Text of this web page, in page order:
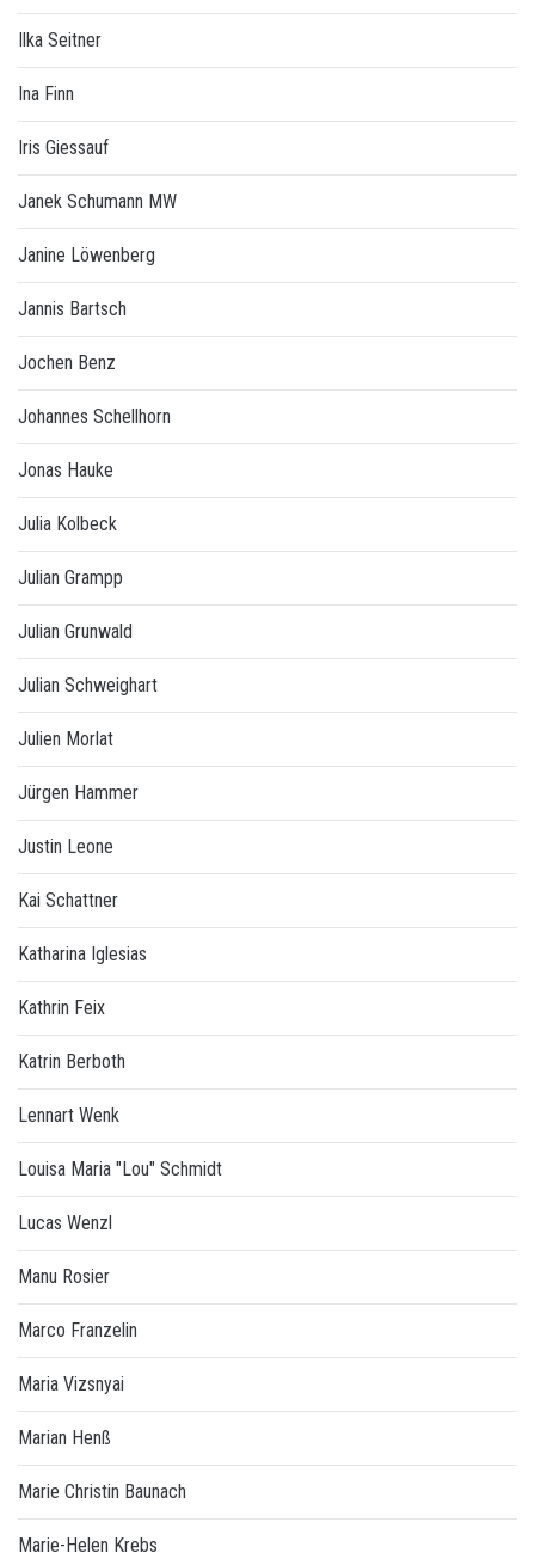
Ilka Seitner
Ina Finn
Iris Giessauf
Janek Schumann MW
Janine Löwenberg
Jannis Bartsch
Jochen Benz
Johannes Schellhorn
Jonas Hauke
Julia Kolbeck
Julian Grampp
Julian Grunwald
Julian Schweighart
Julien Morlat
Jürgen Hammer
Justin Leone
Kai Schattner
Katharina Iglesias
Kathrin Feix
Katrin Berboth
Lennart Wenk
Louisa Maria "Lou" Schmidt
Lucas Wenzl
Manu Rosier
Marco Franzelin
Maria Vizsnyai
Marian Henß
Marie Christin Baunach
Marie-Helen Krebs